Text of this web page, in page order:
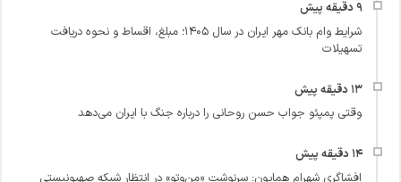
شرایط وام بانک مهر ایران در سال ۱۴۰۵؛ مبلغ، اقساط و نحوه دریافت
تسهیلات
وقتی پمپئو جواب حسن روحانی را درباره جنگ با ایران می‌دهد
افشاگری شهرام همایون: سرنوشت «من‌وتو» در انتظار شبکه صهیونیستی